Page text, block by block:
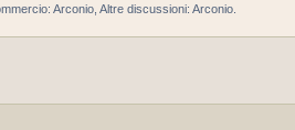
Arconio, Altre discussioni: Arconio.